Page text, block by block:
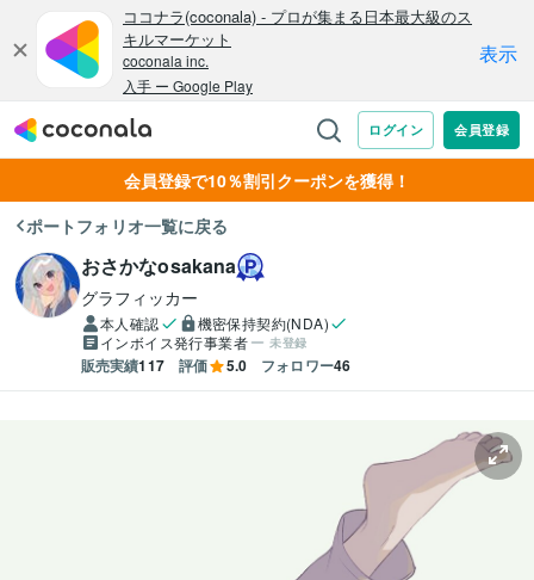
会員登録で10％割引クーポンを獲得！
ポートフォリオ一覧に戻る
おさかなosakana
グラフィッカー
本人確認
機密保持契約(NDA)
インボイス発行事業者
未登録
販売実績117 評価 5.0 フォロワー46